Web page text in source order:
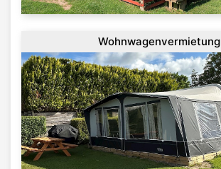
Wohnwagenvermietung